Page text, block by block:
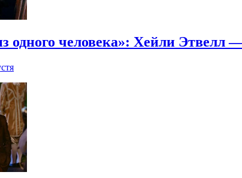
одного человека»: Хейли Этвелл